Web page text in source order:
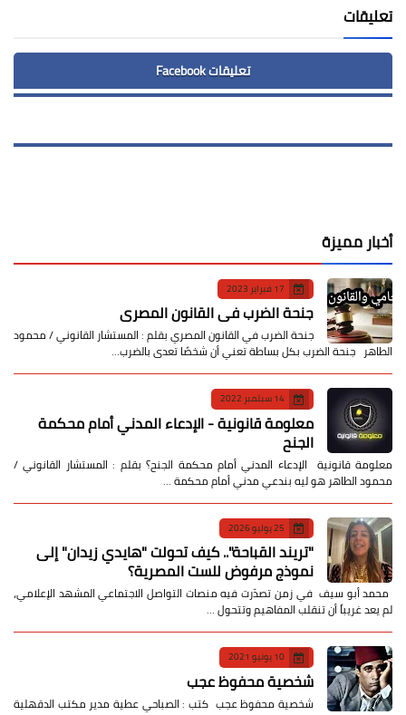
تعليقات
تعليقات Facebook
أخبار مميزة
17 فبراير 2023
جنحة الضرب في القانون المصري
جنحة الضرب في القانون المصري بقلم : المستشار القانوني / محمود
الطاهر جنحة الضرب بكل بساطة تعني أن شخصًا تعدى بالضرب…
14 سبتمبر 2022
معلومة قانونية - الإدعاء المدني أمام محكمة
الجنح
معلومة قانونية الإدعاء المدني أمام محكمة الجنح؟ بقلم : المستشار القانوني /
محمود الطاهر هو ليه بندعي مدني أمام محكمة …
25 يوليو 2026
​"تريند القباحة".. كيف تحولت "هايدي زيدان" إلى
نموذج مرفوض للست المصرية؟
​ محمد أبو سيف ​في زمن تصدّرت فيه منصات التواصل الاجتماعي المشهد الإعلامي،
لم يعد غريباً أن تنقلب المفاهيم وتتحول …
10 يونيو 2021
شخصية محفوظ عجب
شخصية محفوظ عجب كتب : الصباحي عطية مدير مكتب الدقهلية